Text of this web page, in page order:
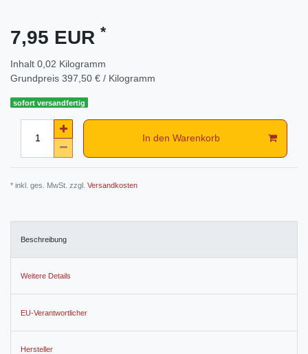
7,95 EUR *
Inhalt 0,02 Kilogramm
Grundpreis 397,50 € / Kilogramm
sofort versandfertig
In den Warenkorb
* inkl. ges. MwSt. zzgl. Versandkosten
Beschreibung
Weitere Details
EU-Verantwortlicher
Hersteller